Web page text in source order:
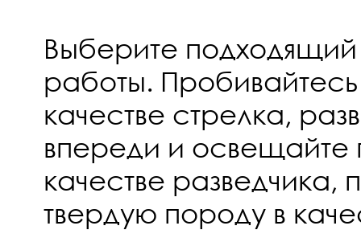
Выберите подходящий
работы. Пробивайтесь
качестве стрелка,
впереди и
качестве разведчика,
твердую породу в